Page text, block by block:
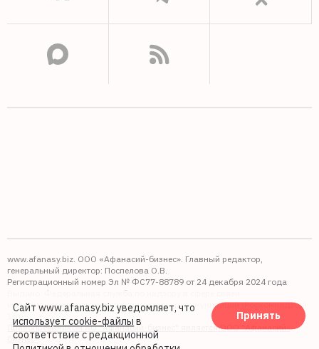
www.afanasy.biz. ООО «Афанасий-бизнес». Главный редактор,
генеральный директор: Поспелова О.В.
Регистрационный номер Эл № ФС77-88789 от 24 декабря 2024 года
Выдано: Федеральная служба по надзору в сфере связи,
информационных технологий и массовых коммуникаций (Роскомнадзор).
Правопреемником АО "Афанасий-бизнес" является ООО "Афанасий-
бизнес"
Сайт www.afanasy.biz уведомляет, что
использует cookie-файлы в
соответствие с редакционной
Принять